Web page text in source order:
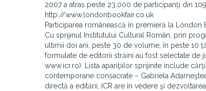
2007 a atras peste 23.000 de participanţi din
http://www.londonbookfair.co.uk
Participarea românească în premieră la
Cu sprijinul Institutului Cultural Român, prin
ultimii doi ani, peste 30 de volume, în peste 10
formulate de editorii străini au fost selectate de
www.icr.ro). Lista apariţiilor sprijinite include
contemporane consacrate – Gabriela
directă a editării, ICR are în vedere şi